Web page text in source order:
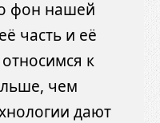
фон нашей
часть и её
к
чем
дают